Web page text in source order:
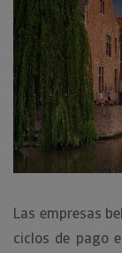
Las empresas
ciclos de pago